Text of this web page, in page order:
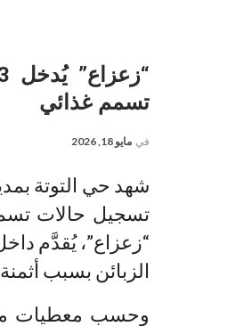
تسمم غذائي
في مايو 18, 2026
شهد حي التوتة
تسجيل حالات
“زعزاع”، يُقدَّم
الزبائن بسبب
وحسب معطيات